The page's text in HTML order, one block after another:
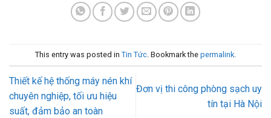
This entry was posted in Tin Tức . Bookmark the permalink
Thiết kế hệ thống máy nén khí
chuyên nghiệp, tối ưu hiệu
suất, đảm bảo an toàn
Đơn vị thi công phòng sạch uy
tín tại Hà Nội